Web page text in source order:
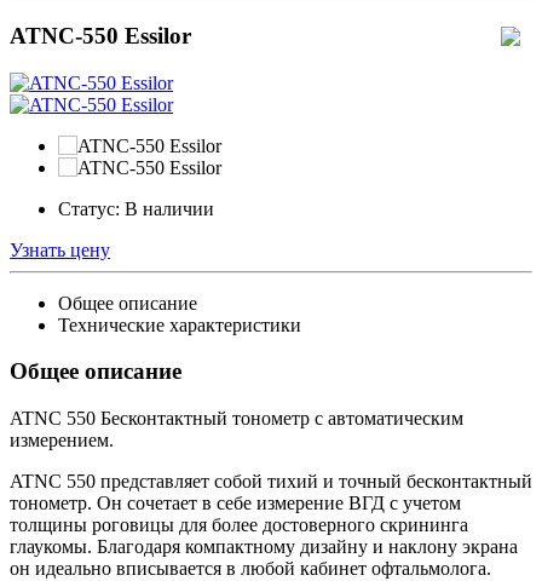
ATNC-550 Essilor
Статус: В наличии
Узнать цену
Общее описание
Технические характеристики
Общее описание
ATNC 550 Бесконтактный тонометр с автоматическим
измерением.
ATNC 550 представляет собой тихий и точный бесконтактный
тонометр. Он сочетает в себе измерение ВГД с учетом
толщины роговицы для более достоверного скрининга
глаукомы. Благодаря компактному дизайну и наклону экрана
он идеально вписывается в любой кабинет офтальмолога.